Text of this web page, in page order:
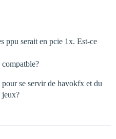
ppu serait en pcie 1x. Est-ce
se servir de havokfx et du
jeux?